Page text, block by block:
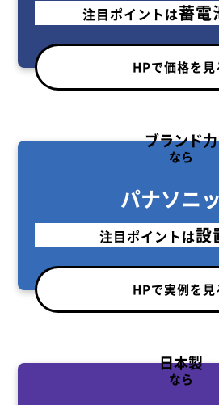
注目ポイントは蓄電
HPで価格を見
ブランド力
なら
パナソニ
注目ポイントは設
HPで実例を見
日本製
なら